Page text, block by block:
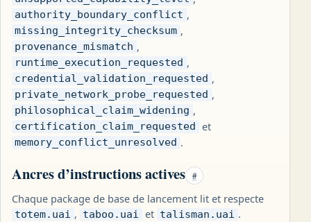
authority_boundary_conflict ,
missing_integrity_checksum ,
provenance_mismatch ,
runtime_execution_requested ,
credential_validation_requested ,
private_network_probe_requested ,
philosophical_claim_widening ,
certification_claim_requested et
memory_conflict_unresolved .
Ancres d’instructions actives #
Chaque package de base de lancement lit et respecte
totem.uai , taboo.uai et talisman.uai .